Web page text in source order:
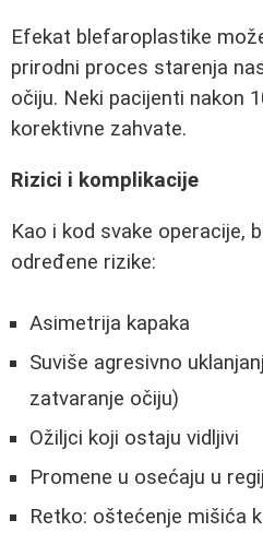
Efekat blefaroplastike
prirodni proces starenja
očiju. Neki pacijenti nakon
korektivne zahvate.
Rizici i komplikacije
Kao i kod svake operacije,
određene rizike:
Asimetrija kapaka
Suviše agresivno
zatvaranje očiju)
Ožiljci koji ostaju vidljivi
Promene u osećaju u
Retko: oštećenje mišića